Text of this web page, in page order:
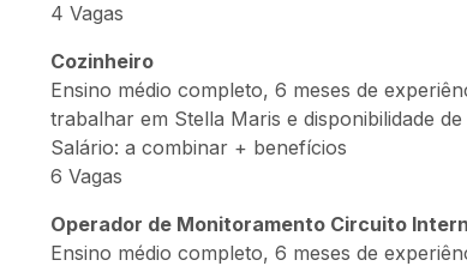
4 Vagas
Cozinheiro
Ensino médio completo, 6 meses de
trabalhar em Stella Maris e disponibilidade
Salário: a combinar + benefícios
6 Vagas
Operador de Monitoramento Circuito
Ensino médio completo, 6 meses de